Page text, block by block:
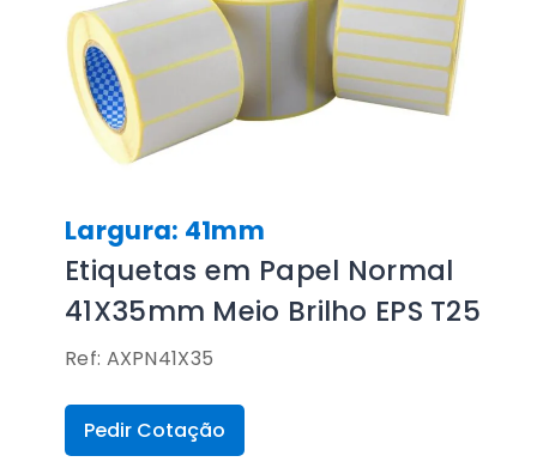
Largura: 41mm
Etiquetas em Papel Normal
41X35mm Meio Brilho EPS T25
Ref: AXPN41X35
Pedir Cotação